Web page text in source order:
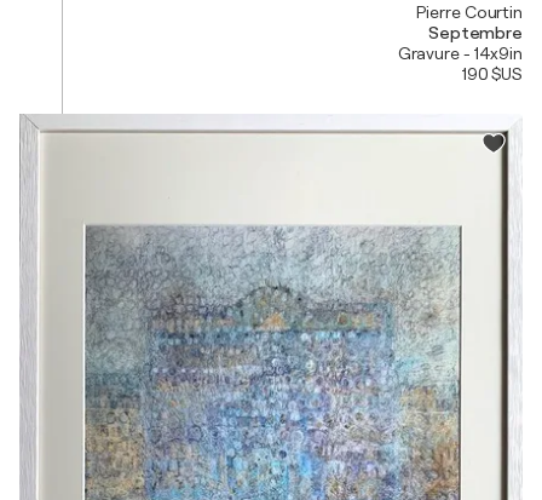
Pierre Courtin
Septembre
Gravure - 14x9in
190 $US